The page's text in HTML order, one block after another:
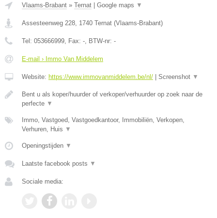
Vlaams-Brabant » Ternat Google maps ▼
Assesteenweg 228 1740 Ternat (Vlaams-Brabant)
Tel: 053666999 , Fax: - , BTW-nr: -
E-mail › Immo Van Middelem
Website: https://www.immovanmiddelem.be/nl/ Screenshot ▼
Bent u als koper/huurder of verkoper/verhuurder op zoek naar de
perfecte ▼
Immo, Vastgoed, Vastgoedkantoor, Immobiliën, Verkopen,
Verhuren, Huis ▼
Openingstijden ▼
Laatste facebook posts ▼
Sociale media: